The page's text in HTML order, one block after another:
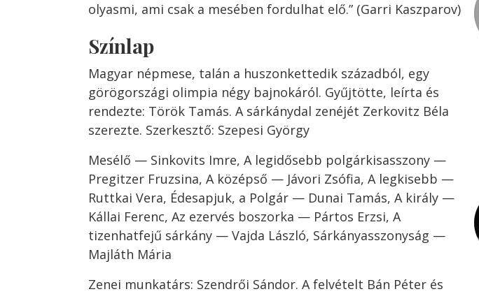
olyasmi, ami csak a mesében fordulhat elő.” (Garri Kaszparov)
Színlap
Magyar népmese, talán a huszonkettedik századból, egy
görögországi olimpia négy bajnokáról. Gyűjtötte, leírta és
rendezte: Török Tamás. A sárkánydal zenéjét Zerkovitz Béla
szerezte. Szerkesztő: Szepesi György
Mesélő — Sinkovits Imre, A legidősebb polgárkisasszony —
Pregitzer Fruzsina, A középső — Jávori Zsófia, A legkisebb —
Ruttkai Vera, Édesapjuk, a Polgár — Dunai Tamás, A király —
Kállai Ferenc, Az ezervés boszorka — Pártos Erzsi, A
tizenhatfejű sárkány — Vajda László, Sárkányasszonyság —
Majláth Mária
Zenei munkatárs: Szendrői Sándor. A felvételt Bán Péter és